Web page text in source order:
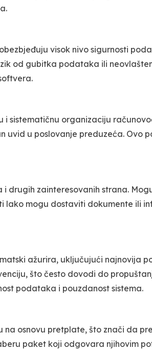
visok nivo sigurnosti
od gubitka podataka ili
sistematičnu organizaciju
u poslovanje preduzeća. Ovo
drugih zainteresovanih strana.
lako mogu dostaviti dokumente ili
ažurira, uključujući najnovija
što često dovodi do
podataka i pouzdanost sistema.
osnovu pretplate, što znači da
paket koji odgovara njihovim